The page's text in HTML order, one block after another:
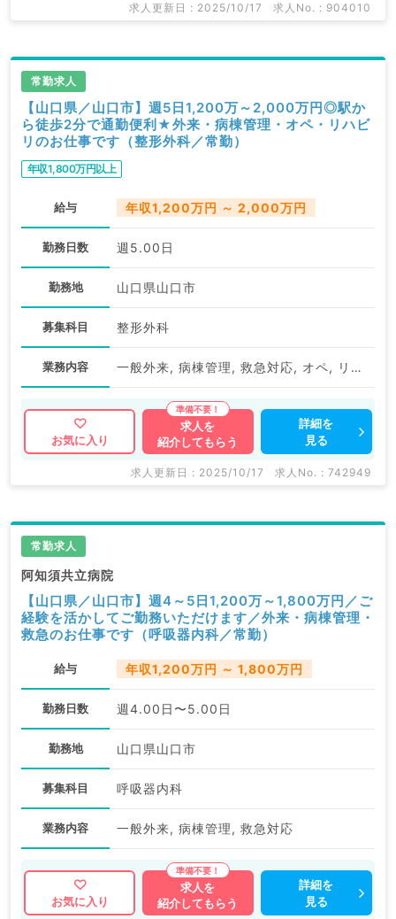
求人更新日 : 2025/10/17 求人No. : 904010
常勤求人
【山口県／山口市】週5日1,200万～2,000万円◎駅か
ら徒歩2分で通勤便利★外来・病棟管理・オペ・リハビ
リのお仕事です（整形外科／常勤）
年収1,800万円以上
給与 年収1,200万円 ～ 2,000万円
勤務日数 週5.00日
勤務地 山口県山口市
募集科目 整形外科
業務内容 一般外来, 病棟管理, 救急対応, オペ, リハビリ
お気に入り
求人を
紹介してもらう
詳細を
見る
求人更新日 : 2025/10/17 求人No. : 742949
常勤求人
阿知須共立病院
【山口県／山口市】週4～5日1,200万～1,800万円／ご
経験を活かしてご勤務いただけます／外来・病棟管理・
救急のお仕事です（呼吸器内科／常勤）
給与 年収1,200万円 ～ 1,800万円
勤務日数 週4.00日〜5.00日
勤務地 山口県山口市
募集科目 呼吸器内科
業務内容 一般外来, 病棟管理, 救急対応
お気に入り
求人を
紹介してもらう
詳細を
見る